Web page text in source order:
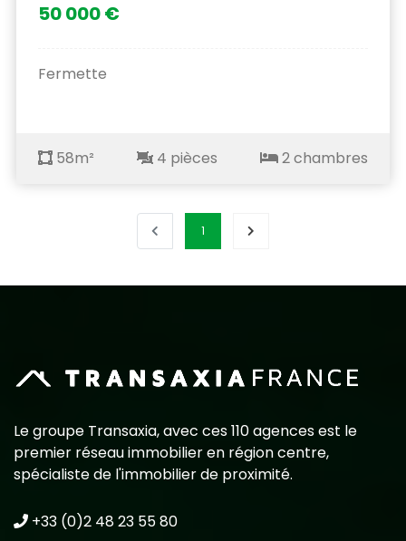
50 000 €
Fermette
58m² 4 pièces 2 chambres
1
Le groupe Transaxia, avec ces 110 agences est le
premier réseau immobilier en région centre,
spécialiste de l'immobilier de proximité.
+33 (0)2 48 23 55 80